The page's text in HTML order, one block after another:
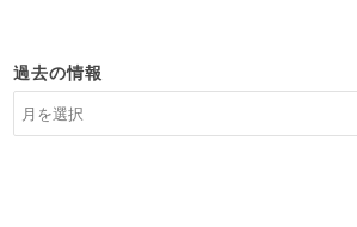
過去の情報